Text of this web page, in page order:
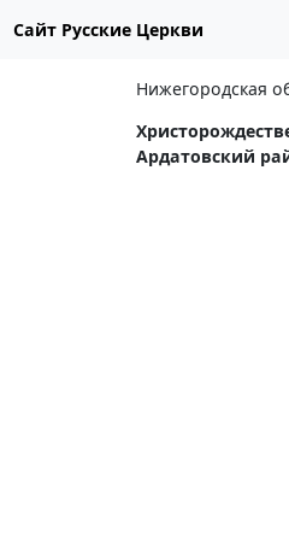
Сайт Русские Церкви
Нижегородская
Ардатовский